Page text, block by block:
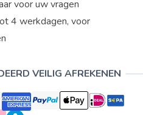
voor uw vragen
4 werkdagen, voor
VEILIG AFREKENEN